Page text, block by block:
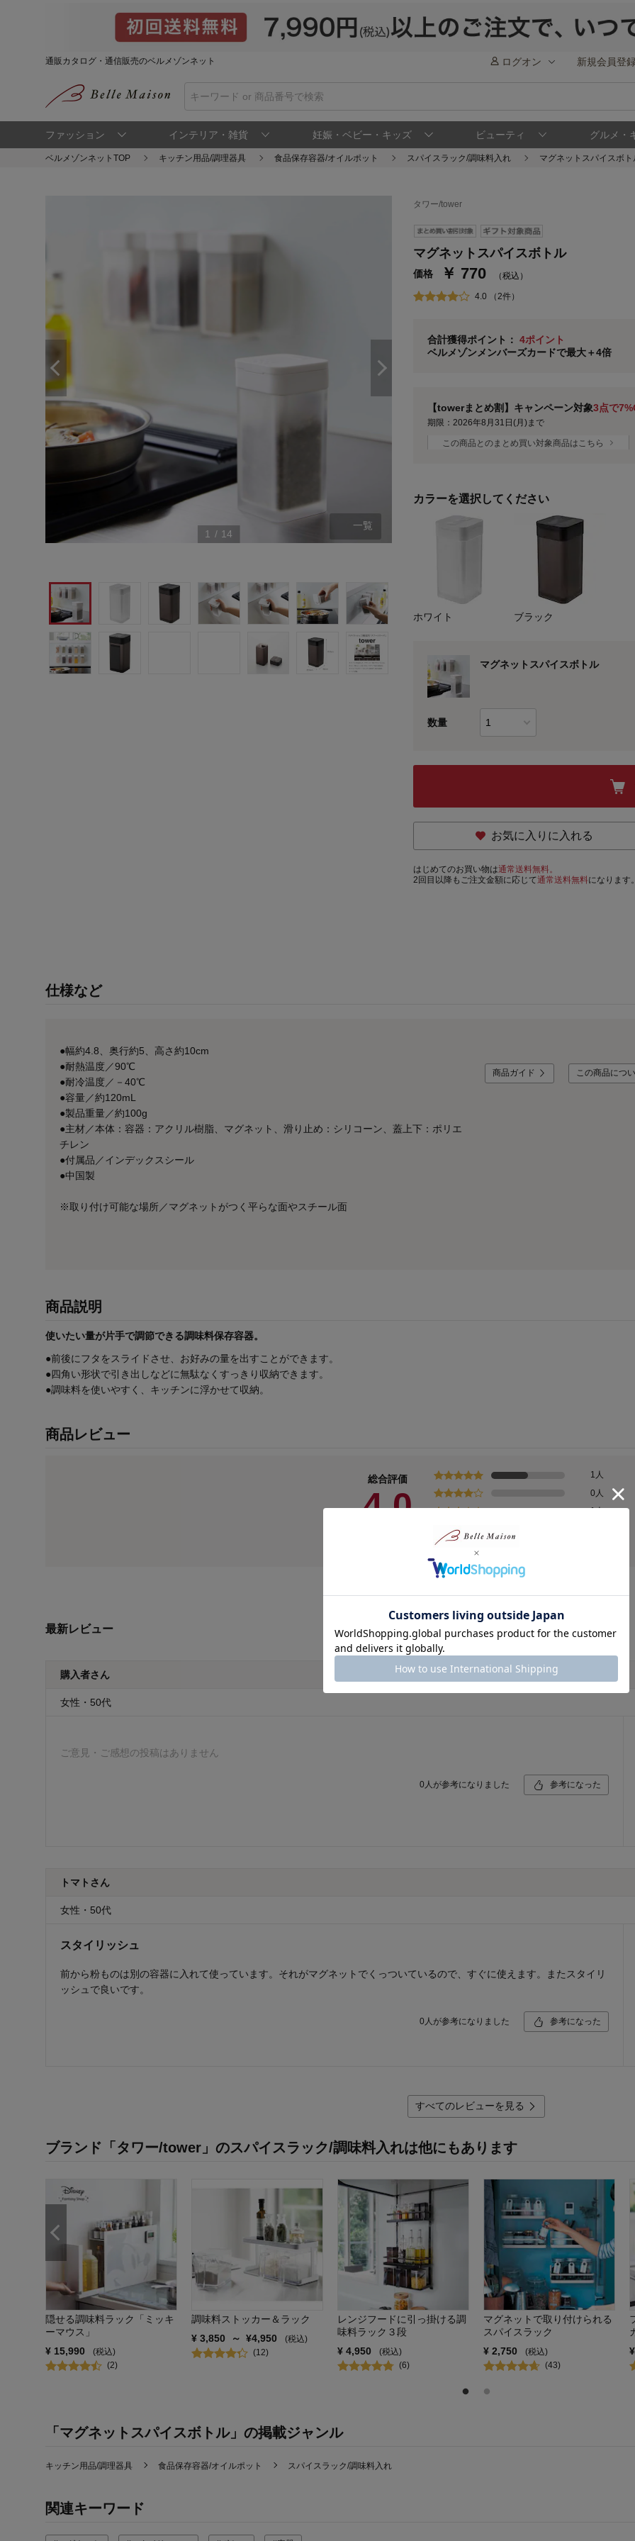
通販カタログ・通信販売のベルメゾンネット ログオン 新規会員登録
ファッション インテリア・雑貨 妊娠・ベビー・キッズ ビューティ グルメ・
ベルメゾンネットTOP キッチン用品/調理器具 食品保存容器/オイルポット スパイスラック/調味料入れ マグネットスパイスボト
1 / 14
一覧
タワー/tower
マグネットスパイスボトル
価格 ￥ 770 （税込）
4.0 （2件）
合計獲得ポイント：4ポイント
ベルメゾンメンバーズカードで最大＋4倍
ステージが上がれば送料無料・返品引取無料！
さらにポイント還元最大16倍！
ベルメゾンご優待サービスについて
通常商品送料無料 返品引取無料（JCBのみ）
※メンバーズカードの加算ポイントはステージ倍率適
【towerまとめ割】キャンペーン対象3点で
期限：2026年8月31日(月)まで
この商品とのまとめ買い対象商品はこちら
カラーを選択してください
ホワイト ブラック
マグネットスパイスボトル
数量
お気に入りに入れる
はじめてのお買い物は通常送料無料。
2回目以降もご注文金額に応じて通常送料無料になります
仕様など
●幅約4.8、奥行約5、高さ約10cm
●耐熱温度／90℃
●耐冷温度／－40℃
●容量／約120mL
●製品重量／約100g
●主材／本体：容器：アクリル樹脂、マグネット、滑り止め：シリコーン、蓋上下：ポリエ
チレン
●付属品／インデックスシール
●中国製
※取り付け可能な場所／マグネットがつく平らな面やスチール面
商品ガイド この商品につ
商品説明
使いたい量が片手で調節できる調味料保存容器。
●前後にフタをスライドさせ、お好みの量を出すことができます。
●四角い形状で引き出しなどに無駄なくすっきり収納できます。
●調味料を使いやすく、キッチンに浮かせて収納。
商品レビュー
総合評価
4.0
1人
0人
1人
最新レビュー
購入者さん
女性・50代
ご意見・ご感想の投稿はありません
0 人が参考になりました 参考になった
トマトさん
女性・50代
スタイリッシュ
前から粉ものは別の容器に入れて使っています。それがマグネットでくっついているので、すぐに使えます。またスタイリ
ッシュで良いです。
0 人が参考になりました 参考になった
すべてのレビューを見る
ブランド「タワー/tower」のスパイスラック/調味料入れは他にもあります
隠せる調味料ラック「ミッキ
ーマウス」
¥ 15,990
(税込)
(2)
調味料ストッカー＆ラック
¥ 3,850 ～ ¥4,950
(税込)
(12)
レンジフードに引っ掛ける調
味料ラック３段
¥ 4,950
(税込)
(6)
マグネットで取り付けられる
スパイスラック
¥ 2,750
(税込)
(43)
¥
「マグネットスパイスボトル」の掲載ジャンル
キッチン用品/調理器具 食品保存容器/オイルポット スパイスラック/調味料入れ
関連キーワード